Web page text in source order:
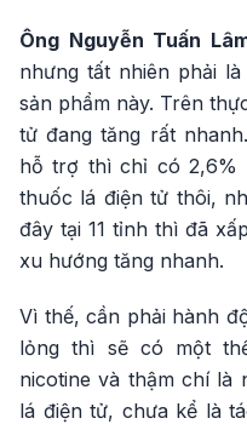
Ông Nguyễn Tuấn
nhưng tất nhiên phải
sản phẩm này. Trên
tử đang tăng rất
hỗ trợ thì chỉ có 2,6%
thuốc lá điện tử thôi,
đây tại 11 tỉnh thì đã
xu hướng tăng nhanh.
Vì thế, cần phải hành
lỏng thì sẽ có một
nicotine và thậm chí là
lá điện tử, chưa kể là